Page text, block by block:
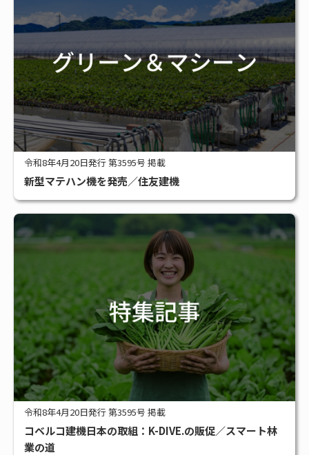
令和8年4月20日発行 第3595号 掲載
新型マテハン機を発売／住友建機
令和8年4月20日発行 第3595号 掲載
コベルコ建機日本の取組：K-DIVE.の販促／スマート林
業の道